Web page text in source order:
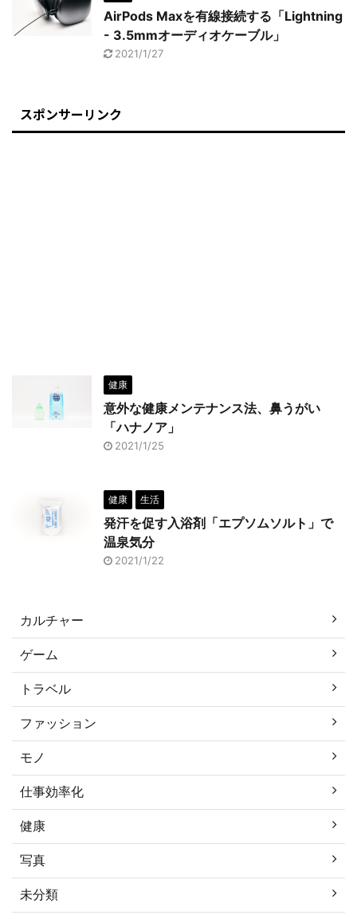
AirPods Maxを有線接続する「Lightning
- 3.5mmオーディオケーブル」
2021/1/27
スポンサーリンク
健康
意外な健康メンテナンス法、鼻うがい
「ハナノア」
2021/1/25
健康 生活
発汗を促す入浴剤「エプソムソルト」で
温泉気分
2021/1/22
カルチャー
ゲーム
トラベル
ファッション
モノ
仕事効率化
健康
写真
未分類